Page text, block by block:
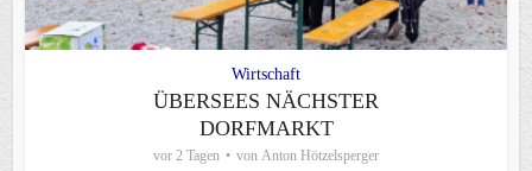
Wirtschaft
ÜBERSEES NÄCHSTER
DORFMARKT
vor 2 Tagen von Anton Hötzelsperger